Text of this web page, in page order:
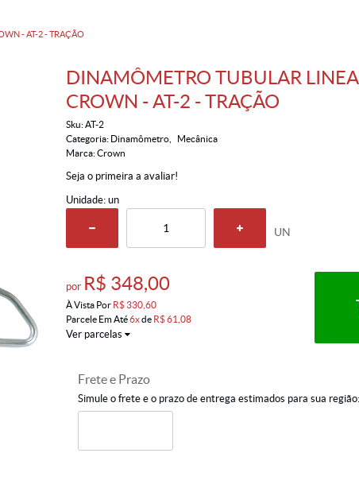
- AT-2 - TRAÇÃO
DINAMÔMETRO TUBULAR
CROWN - AT-2 - TRAÇÃO
Sku:AT-2
Categoria: Dinamômetro
Mecânica
Marca:Crown
Seja o primeira a avaliar!
Unidade: un
UN
por R$ 348,00
À Vista Por R$ 330,60
Parcele Em Até6xde R$ 61,08
Ver parcelas
Frete e Prazo
Simule o frete e o prazo de entrega estimados para sua região: